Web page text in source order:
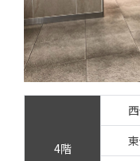
4階